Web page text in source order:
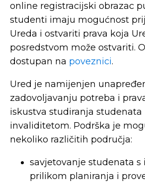
online registracijski obrazac
studenti imaju mogućnost
Ureda i ostvariti prava koja
posredstvom može ostvariti.
dostupan na poveznici.
Ured je namijenjen
zadovoljavanju potreba i
iskustva studiranja studenata
invaliditetom. Podrška je
nekoliko različitih područja:
savjetovanje studenata
prilikom planiranja i